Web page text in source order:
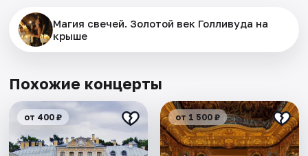
Магия свечей. Золотой век Голливуда на
крыше
Похожие концерты
от 400 ₽ от 1 500 ₽